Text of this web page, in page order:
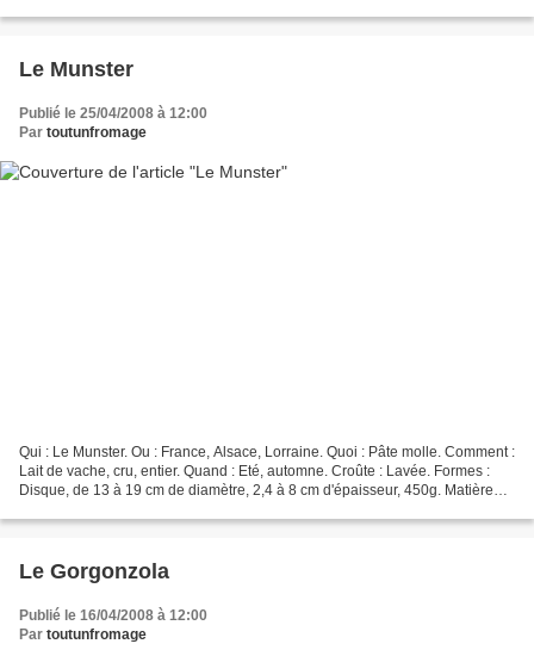
Le Munster
Publié le 25/04/2008 à 12:00
Par toutunfromage
Qui : Le Munster. Ou : France, Alsace, Lorraine. Quoi : Pâte molle. Comment :
Lait de vache, cru, entier. Quand : Eté, automne. Croûte : Lavée. Formes :
Disque, de 13 à 19 cm de diamètre, 2,4 à 8 cm d'épaisseur, 450g. Matière
Le Gorgonzola
Publié le 16/04/2008 à 12:00
Par toutunfromage